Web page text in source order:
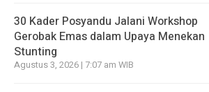
30 Kader Posyandu Jalani Workshop
Gerobak Emas dalam Upaya Menekan
Stunting
Agustus 3, 2026 | 7:07 am WIB